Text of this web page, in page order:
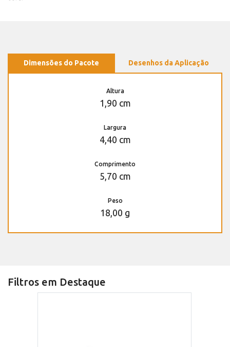
Dimensões do Pacote Desenhos da Aplicação
Altura
1,90 cm
Largura
4,40 cm
Comprimento
5,70 cm
Peso
18,00 g
Filtros em Destaque